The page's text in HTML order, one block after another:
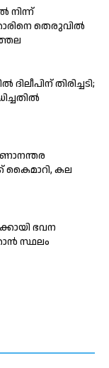
നിന്ന്
തെരുവില്‍
തിരിച്ചടി;
കൈമാറി, കല
ഭവന
സ്ഥലം